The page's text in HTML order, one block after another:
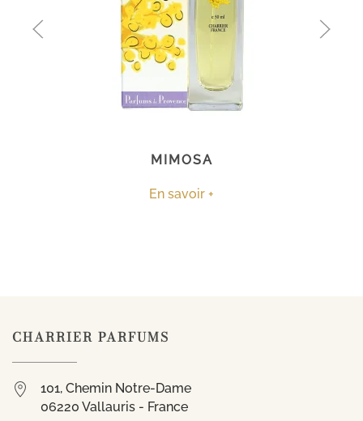
MIMOSA
En savoir +
CHARRIER PARFUMS
101, Chemin Notre-Dame
06220 Vallauris - France